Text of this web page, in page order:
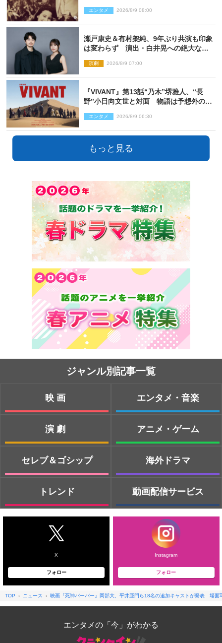
エンタメ 2026/8/9 08:00
瀬戸康史＆有村架純、9年ぶり共演も印象
は変わらず 演出・白井晃への絶大なる
演劇 2026/8/9 07:00
『VIVANT』第13話“乃木”堺雅人、“長
野”小日向文世と対面 物語は予想外の展
エンタメ 2026/8/9 06:30
もっと見る
ジャンル別記事一覧
映画
演劇
セレブ＆ゴシップ
トレンド
エンタメ・音楽
アニメ・ゲーム
海外ドラマ
動画配信サービス
X
フォロー
Instagram
フォロー
TOP ニュース 映画『死神バーバー』岡部大、平井亜門ら18名の追加キャストが発表 場面
エンタメの「今」がわかる